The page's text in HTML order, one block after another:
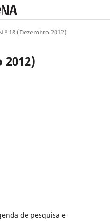
18 (Dezembro 2012)
2012)
de pesquisa e